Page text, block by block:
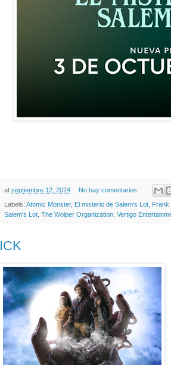
at septiembre 12, 2024 No hay comentarios:
Labels: Atomic Monster, El misterio de Salem’s Lot Frank
Salem's Lot The Wolper Organization Vertigo
ICK